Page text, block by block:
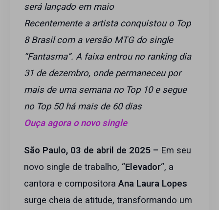
será lançado em maio
Recentemente a artista conquistou o Top
8 Brasil com a versão MTG do single
“Fantasma”. A faixa entrou no ranking dia
31 de dezembro, onde permaneceu por
mais de uma semana no Top 10 e segue
no Top 50 há mais de 60 dias
Ouça agora o novo single
São Paulo, 03 de abril de 2025 – Em seu
novo single de trabalho, “Elevador“, a
cantora e compositora Ana Laura Lopes
surge cheia de atitude, transformando um